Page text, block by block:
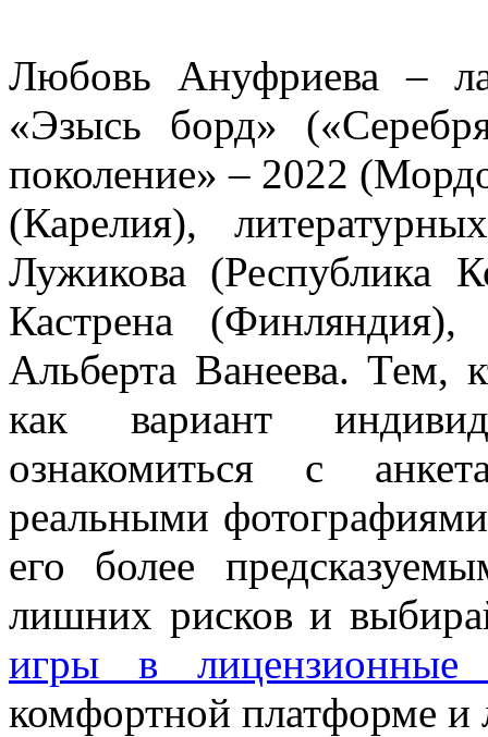
Любовь Ануфриева –
«Эзысь борд»
поколение» – 2022
(Карелия),
Лужикова
Кастрена
Альберта Ванеева. Тем,
как вариант
ознакомиться с
реальными
его более
лишних рисков и
игры в
комфортной платформе и